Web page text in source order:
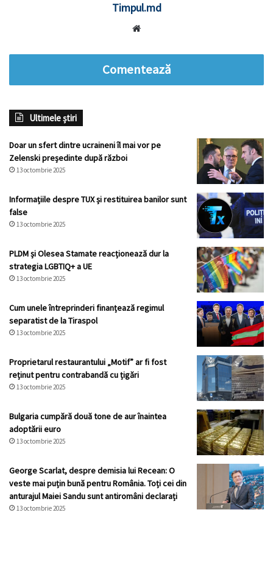
Timpul.md
Comentează
Ultimele știri
Doar un sfert dintre ucraineni îl mai vor pe
Zelenski președinte după război
13 octombrie 2025
Informațiile despre TUX și restituirea banilor sunt
false
13 octombrie 2025
PLDM și Olesea Stamate reacționează dur la
strategia LGBTIQ+ a UE
13 octombrie 2025
Cum unele întreprinderi finanțează regimul
separatist de la Tiraspol
13 octombrie 2025
Proprietarul restaurantului „Motif” ar fi fost
reținut pentru contrabandă cu țigări
13 octombrie 2025
Bulgaria cumpără două tone de aur înaintea
adoptării euro
13 octombrie 2025
George Scarlat, despre demisia lui Recean: O
veste mai puțin bună pentru România. Toți cei din
anturajul Maiei Sandu sunt antiromâni declarați
13 octombrie 2025